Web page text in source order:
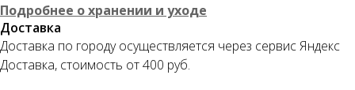
Подробнее о хранении и уходе
Доставка
Доставка по городу осуществляется через сервис Яндекс
Доставка, стоимость от 400 руб.